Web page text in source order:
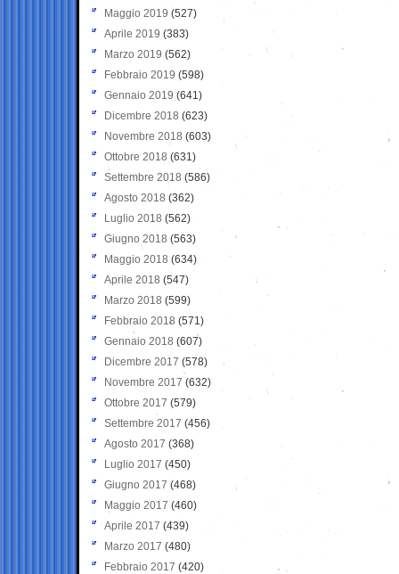
Maggio 2019 (527)
Aprile 2019 (383)
Marzo 2019 (562)
Febbraio 2019 (598)
Gennaio 2019 (641)
Dicembre 2018 (623)
Novembre 2018 (603)
Ottobre 2018 (631)
Settembre 2018 (586)
Agosto 2018 (362)
Luglio 2018 (562)
Giugno 2018 (563)
Maggio 2018 (634)
Aprile 2018 (547)
Marzo 2018 (599)
Febbraio 2018 (571)
Gennaio 2018 (607)
Dicembre 2017 (578)
Novembre 2017 (632)
Ottobre 2017 (579)
Settembre 2017 (456)
Agosto 2017 (368)
Luglio 2017 (450)
Giugno 2017 (468)
Maggio 2017 (460)
Aprile 2017 (439)
Marzo 2017 (480)
Febbraio 2017 (420)